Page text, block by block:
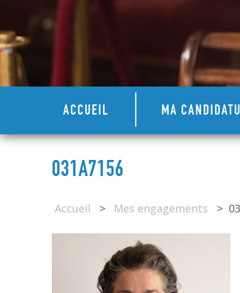
ACCUEIL MA
031A7156
Accueil > Mes engagements >